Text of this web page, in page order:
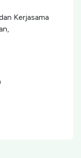
Kerjasama